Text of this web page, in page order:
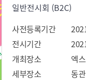
일반전시회 (B2C)
사전등록기간
전시기간
개최장소
엑
세부장소
동